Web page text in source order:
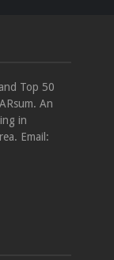
Top 50
An
in
Email: